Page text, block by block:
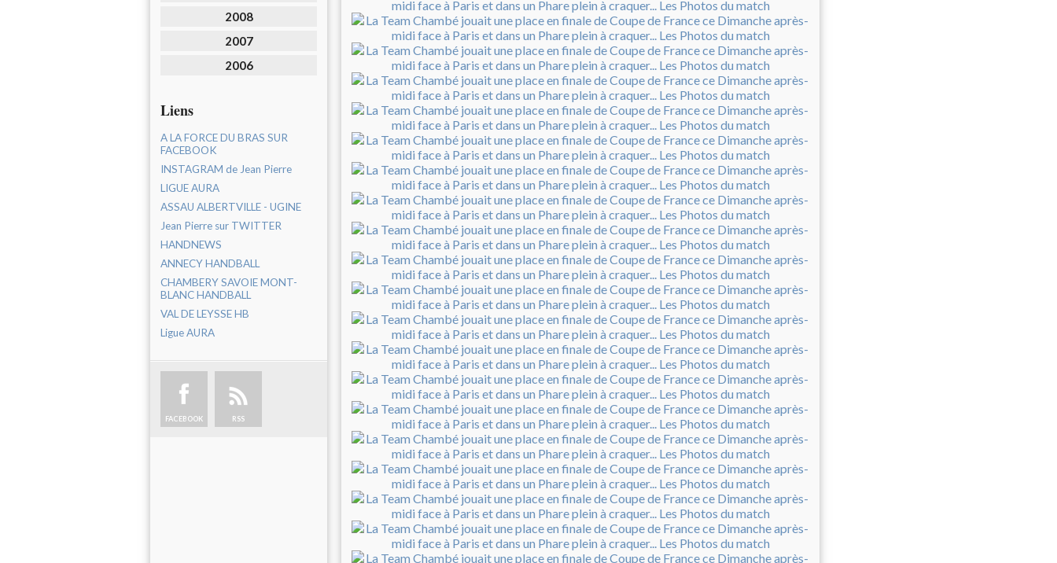
2008
2007
2006
Liens
A LA FORCE DU BRAS SUR
FACEBOOK
INSTAGRAM de Jean Pierre
LIGUE AURA
ASSAU ALBERTVILLE - UGINE
Jean Pierre sur TWITTER
HANDNEWS
ANNECY HANDBALL
CHAMBERY SAVOIE MONT-
BLANC HANDBALL
VAL DE LEYSSE HB
Ligue AURA
FACEBOOK RSS